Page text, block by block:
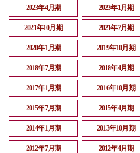
2023年4月期 2023年1月期
2021年10月期 2021年7月期
2020年1月期 2019年10月期
2018年7月期 2018年4月期
2017年1月期 2016年10月期
2015年7月期 2015年4月期
2014年1月期 2013年10月期
2012年7月期 2012年4月期